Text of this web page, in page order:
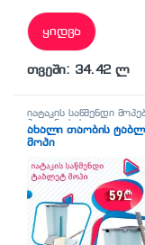
ყიდვა
თვეში: 34.42 ლ
იატაკის საწმენდი
ჰიგიენა-სისუფთავე
ახალი თაობის
მოპი